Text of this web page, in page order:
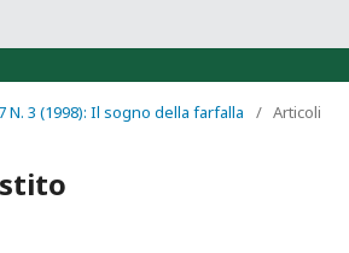
N. 3 (1998): Il sogno della farfalla / Articoli